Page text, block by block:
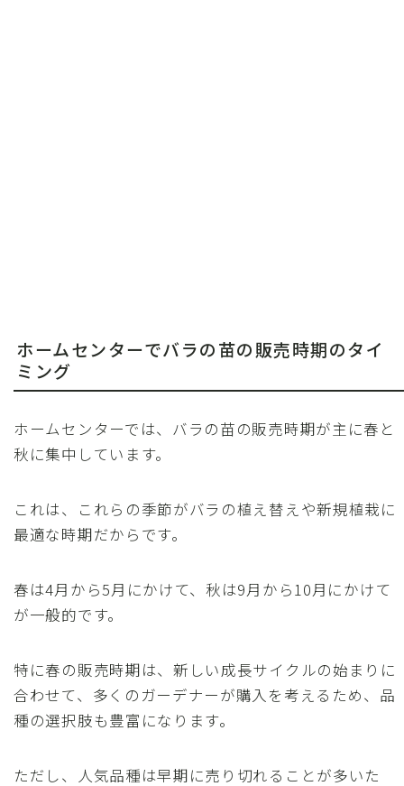
ホームセンターでバラの苗の販売時期のタイ
ミング
ホームセンターでは、バラの苗の販売時期が主に春と
秋に集中しています。
これは、これらの季節がバラの植え替えや新規植栽に
最適な時期だからです。
春は4月から5月にかけて、秋は9月から10月にかけて
が一般的です。
特に春の販売時期は、新しい成長サイクルの始まりに
合わせて、多くのガーデナーが購入を考えるため、品
種の選択肢も豊富になります。
ただし、人気品種は早期に売り切れることが多いた